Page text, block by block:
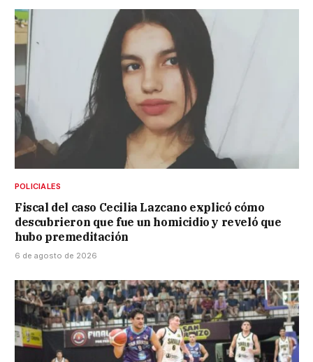
POLICIALES
Fiscal del caso Cecilia Lazcano explicó cómo
descubrieron que fue un homicidio y reveló que
hubo premeditación
6 de agosto de 2026